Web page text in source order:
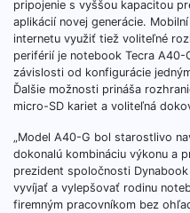
pripojenie s vyššou kapacitou
aplikácií novej generácie.
internetu využiť tiež voliteľné
periférií je notebook Tecra A40-
závislosti od konfigurácie
Ďalšie možnosti prináša
micro-SD kariet a voliteľná
„Model A40-G bol starostlivo
dokonalú kombináciu výkonu a
prezident spoločnosti
vyvíjať a vylepšovať rodinu
firemným pracovníkom bez